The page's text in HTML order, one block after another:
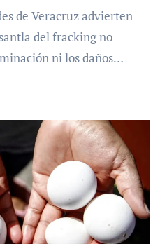
del fracking no
ni los daños…